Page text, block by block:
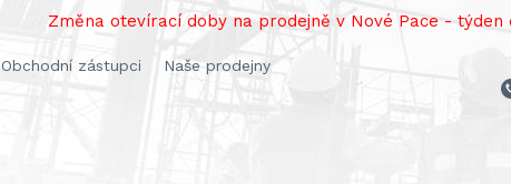
Změna otevírací doby na prodejně v Nové Pace - týden
Obchodní zástupci Naše prodejny